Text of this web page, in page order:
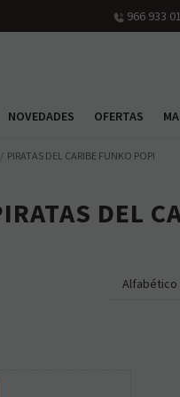
966 933
NOVEDADES OFERTAS
PIRATAS DEL CARIBE FUNKO POP!
DEL